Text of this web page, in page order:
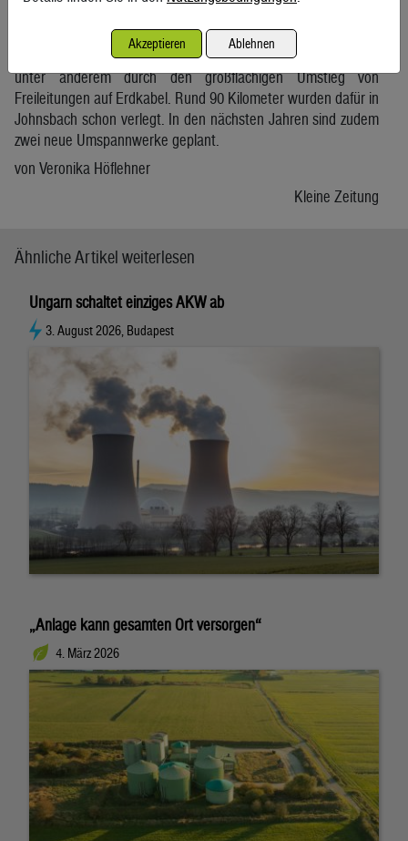
Neben der Stromerzeugung
investiert die Envesta auch weiter in die Netzinfrastruktur,
unter anderem durch den großflächigen Umstieg von
Freileitungen auf Erdkabel. Rund 90 Kilometer wurden dafür in
Johnsbach schon verlegt. In den nächsten Jahren sind zudem
zwei neue Umspannwerke geplant.
von Veronika Höflehner
Kleine Zeitung
Ähnliche Artikel weiterlesen
Ungarn schaltet einziges AKW ab
3. August 2026, Budapest
„Anlage kann gesamten Ort versorgen“
4. März 2026
Akzeptieren Ablehnen